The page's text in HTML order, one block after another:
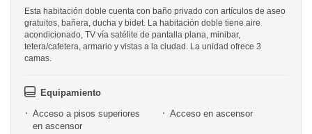
Esta habitación doble cuenta con baño privado con artículos de aseo
gratuitos, bañera, ducha y bidet. La habitación doble tiene aire
acondicionado, TV vía satélite de pantalla plana, minibar,
tetera/cafetera, armario y vistas a la ciudad. La unidad ofrece 3
camas.
Equipamiento
Acceso a pisos superiores
en ascensor
Acceso en ascensor